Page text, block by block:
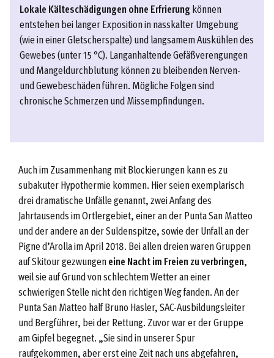
Lokale Kälteschädigungen ohne Erfrierung können
entstehen bei langer Exposition in nasskalter Umgebung
(wie in einer Gletscherspalte) und langsamem Auskühlen des
Gewebes (unter 15 °C). Langanhaltende Gefäßverengungen
und Mangeldurchblutung können zu bleibenden Nerven-
und Gewebeschäden führen. Mögliche Folgen sind
chronische Schmerzen und Missempfindungen.
Auch im Zusammenhang mit Blockierungen kann es zu
subakuter Hypothermie kommen. Hier seien exemplarisch
drei dramatische Unfälle genannt, zwei Anfang des
Jahrtausends im Ortlergebiet, einer an der Punta San Matteo
und der andere an der Suldenspitze, sowie der Unfall an der
Pigne d’Arolla im April 2018. Bei allen dreien waren Gruppen
auf Skitour gezwungeneine Nacht im Freien zu verbringen,
weil sie auf Grund von schlechtem Wetter an einer
schwierigen Stelle nicht den richtigen Weg fanden. An der
Punta San Matteo half Bruno Hasler, SAC-Ausbildungsleiter
und Bergführer, bei der Rettung. Zuvor war er der Gruppe
am Gipfel begegnet. „Sie sind in unserer Spur
raufgekommen, aber erst eine Zeit nach uns abgefahren,